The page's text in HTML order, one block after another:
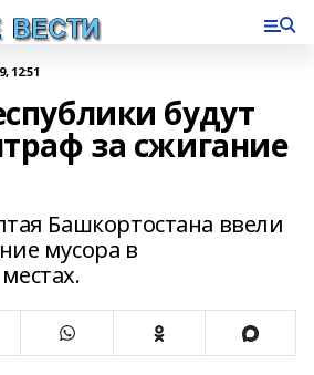
12:51
будут
за сжигание
Башкортостана ввели
мусора в